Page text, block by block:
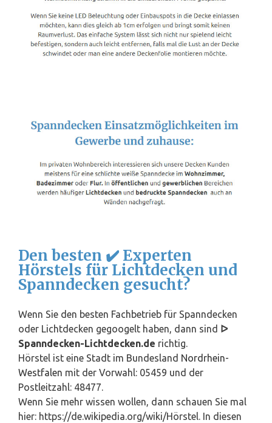
Den besten ✔️ Experten
Hörstels für Lichtdecken und
Spanndecken gesucht?
Wenn Sie den besten Fachbetrieb für Spanndecken
oder Lichtdecken gegoogelt haben, dann sind ᐅ
Spanndecken-Lichtdecken.de richtig.
Hörstel ist eine Stadt im Bundesland Nordrhein-
Westfalen mit der Vorwahl: 05459 und der
Postleitzahl: 48477.
Wenn Sie mehr wissen wollen, dann schauen Sie mal
hier: https://de.wikipedia.org/wiki/Hörstel. In diesen